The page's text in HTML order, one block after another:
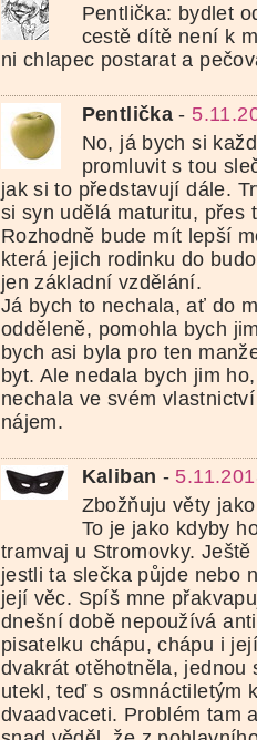
Pentlička: bydlet
cestě dítě není k
ni chlapec postarat a
Pentlička -
No, já bych si
promluvit s tou
jak si to představují dále.
si syn udělá maturitu, přes
Rozhodně bude mít lepší
která jejich rodinku do
jen základní vzdělání.
Já bych to nechala, ať do
odděleně, pomohla bych
bych asi byla pro ten
byt. Ale nedala bych jim
nechala ve svém
nájem.
Kaliban -
Zbožňuju věty
To je jako kdyby
tramvaj u Stromovky.
jestli ta slečka půjde nebo
její věc. Spíš mne
dnešní době nepoužívá
pisatelku chápu, chápu i
dvakrát otěhotněla, jednou
utekl, teď s osmnáctiletým
dvaadvaceti. Problém tam